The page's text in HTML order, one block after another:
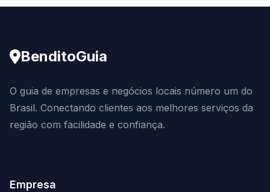
BenditoGuia
O guia de empresas e negócios locais número um do
Brasil. Conectando clientes aos melhores serviços da
região com facilidade e confiança.
Empresa